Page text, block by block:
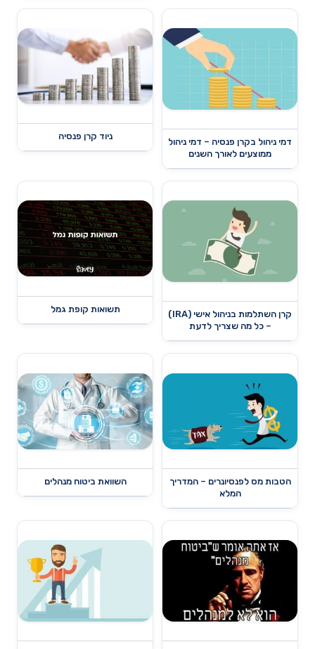
דמי ניהול בקרן פנסיה – דמי ניהול
ממוצעים לאורך השנים
ניוד קרן פנסיה
קרן השתלמות בניהול אישי (IRA)
– כל מה שצריך לדעת
תשואות קופת גמל
הטבות מס לפנסיונרים – המדריך
המלא
השוואת ביטוח מנהלים